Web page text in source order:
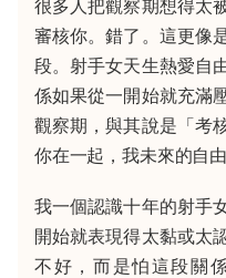
很多人把觀察期想得太
審核你。錯了。這更像
段。射手女天生熱愛自
係如果從一開始就充滿
觀察期，與其說是「考
你在一起，我未來的自
我一個認識十年的射手
開始就表現得太黏或太
不好，而是怕這段關